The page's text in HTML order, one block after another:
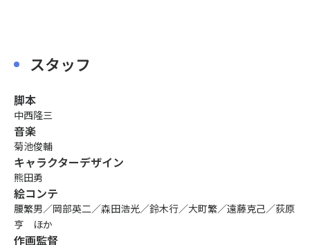
スタッフ
脚本
中西隆三
音楽
菊池俊輔
キャラクターデザイン
熊田勇
絵コンテ
腰繁男／岡部英二／森田浩光／鈴木行／大町繁／遠藤克己／荻原
亨 ほか
作画監督